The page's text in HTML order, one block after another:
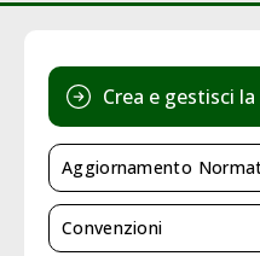
Crea e gestisci
Aggiornamento
Convenzioni